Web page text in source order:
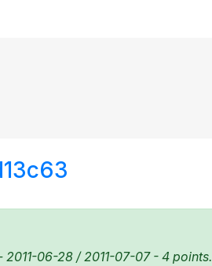
2011-06-28 / 2011-07-07 - 4 points.